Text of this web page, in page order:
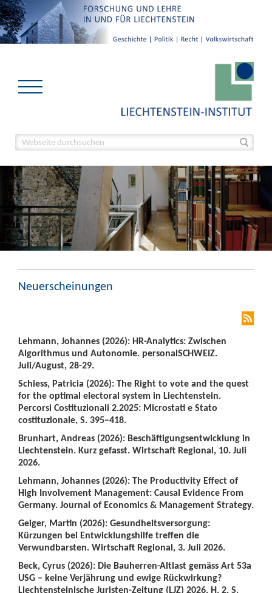
Neuerscheinungen
Lehmann, Johannes (2026): HR-Analytics: Zwischen
Algorithmus und Autonomie. personalSCHWEIZ.
Juli/August, 28-29.
Schiess, Patricia (2026): The Right to vote and the quest
for the optimal electoral system in Liechtenstein.
Percorsi Costituzionali 2.2025: Microstati e Stato
costituzionale, S. 395–418.
Brunhart, Andreas (2026): Beschäftigungsentwicklung in
Liechtenstein. Kurz gefasst. Wirtschaft Regional, 10. Juli
2026.
Lehmann, Johannes (2026): The Productivity Effect of
High Involvement Management: Causal Evidence From
Germany. Journal of Economics & Management Strategy.
Geiger, Martin (2026): Gesundheitsversorgung:
Kürzungen bei Entwicklungshilfe treffen die
Verwundbarsten. Wirtschaft Regional, 3. Juli 2026.
Beck, Cyrus (2026): Die Bauherren-Altlast gemäss Art 53a
USG – keine Verjährung und ewige Rückwirkung?
Liechtensteinische Juristen-Zeitung (LJZ) 2026, H. 2, S.